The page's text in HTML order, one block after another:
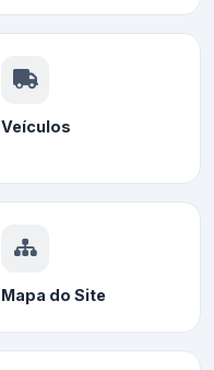
Veículos
Mapa do Site